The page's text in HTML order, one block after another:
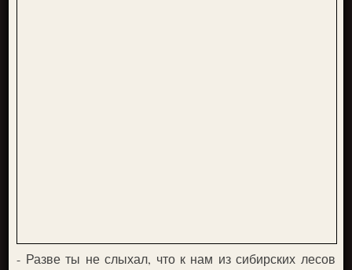
- Разве ты не слыхал, что к нам из сибирских лесов